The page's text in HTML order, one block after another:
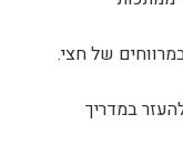
שלנו מגיעות במידות 3-13 במרווחים של חצי.
במדריך